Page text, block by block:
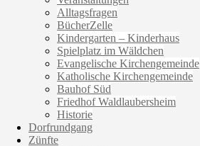
Alltagsfragen
BücherZelle
Kindergarten – Kinderhaus
Spielplatz im Wäldchen
Evangelische Kirchengemeinde
Katholische Kirchengemeinde
Bauhof Süd
Friedhof Waldlaubersheim
Historie
Dorfrundgang
Zünfte